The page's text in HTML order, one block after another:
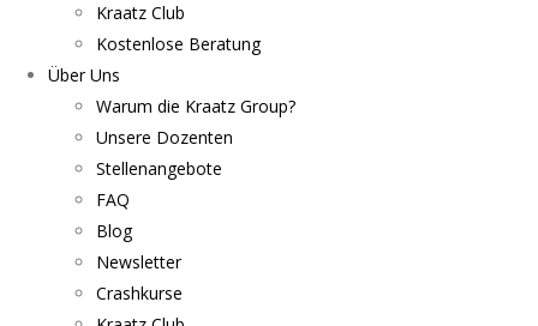
Kraatz Club
Kostenlose Beratung
Über Uns
Warum die Kraatz Group?
Unsere Dozenten
Stellenangebote
FAQ
Blog
Newsletter
Crashkurse